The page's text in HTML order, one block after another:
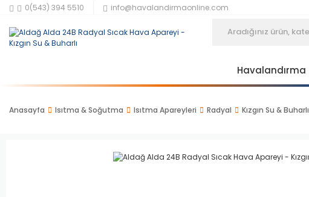
0(543) 394 5510 info@havalandirmaonline.com
Havalandırma
Anasayfa Isıtma & Soğutma Isıtma Apareyleri Radyal Kızgın Su & Buharlı